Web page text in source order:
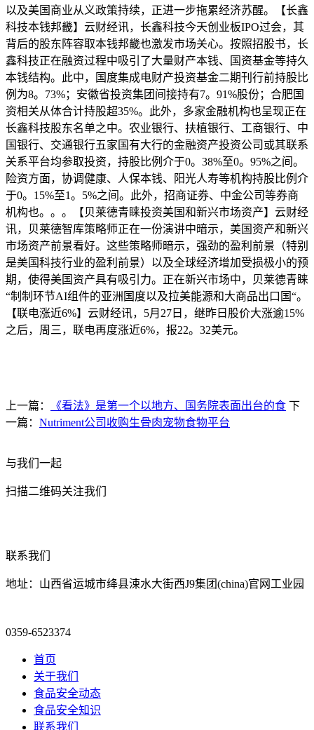
以及美国商业从义政策持续，正进一步拖累经济苏醒。【长鑫
科技本钱邦畿】云财经讯，长鑫科技今天创业板IPO过会，其
背后的股东阵容取本钱邦畿也激发市场关心。按照招股书，长
鑫科技正在融资过程中吸引了大量财产本钱、国资基金等持久
本钱结构。此中，国度集成电财产投资基金二期刊行前持股比
例为8。73%；安徽省投资集团间接持有7。91%股份；合肥国
资相关从体合计持股超35%。此外，多家金融机构也呈现正在
长鑫科技股东名单之中。农业银行、扶植银行、工商银行、中
国银行、交通银行五家国有大行的金融资产投资公司或其联系
关系平台均参取投资，持股比例介于0。38%至0。95%之间。
险资方面，协调健康、人保本钱、阳光人寿等机构持股比例介
于0。15%至1。5%之间。此外，招商证券、中金公司等券商
机构也。。。【贝莱德青睐投资美国和新兴市场资产】云财经
讯，贝莱德智库策略师正在一份演讲中暗示，美国资产和新兴
市场资产前景看好。这些策略师暗示，强劲的盈利前景（特别
是美国科技行业的盈利前景）以及全球经济增加受损极小的预
期，使得美国资产具有吸引力。正在新兴市场中，贝莱德青睐
“制制环节AI组件的亚洲国度以及拉美能源和大商品出口国“。
【联电涨近6%】云财经讯，5月27日，继昨日股价大涨逾15%
之后，周三，联电再度涨近6%，报22。32美元。
上一篇： 《看法》是第一个以地方、国务院表面出台的食 下
一篇： Nutriment公司收购生骨肉宠物食物平台
与我们一起
扫描二维码关注我们
联系我们
地址：山西省运城市绛县涑水大街西J9集团(china)官网工业园
0359-6523374
首页
关于我们
食品安全动态
食品安全知识
联系我们